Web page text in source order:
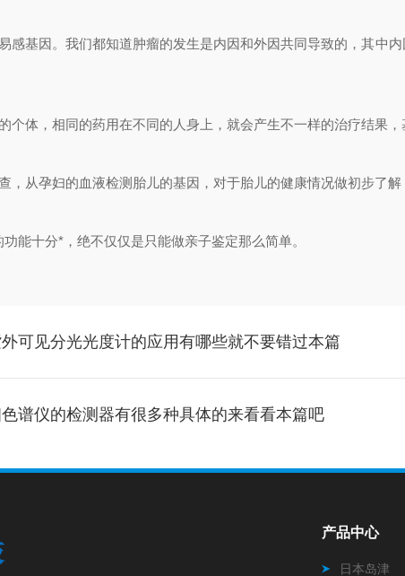
基因。我们都知道肿瘤的发生是内因和外因共同导致的，其中
体，相同的药用在不同的人身上，就会产生不一样的治疗结果，
从孕妇的血液检测胎儿的基因，对于胎儿的健康情况做初步了解
十分*，绝不仅仅是只能做亲子鉴定那么简单。
可见分光光度计的应用有哪些就不要错过本篇
谱仪的检测器有很多种具体的来看看本篇吧
产品中心
日本岛津